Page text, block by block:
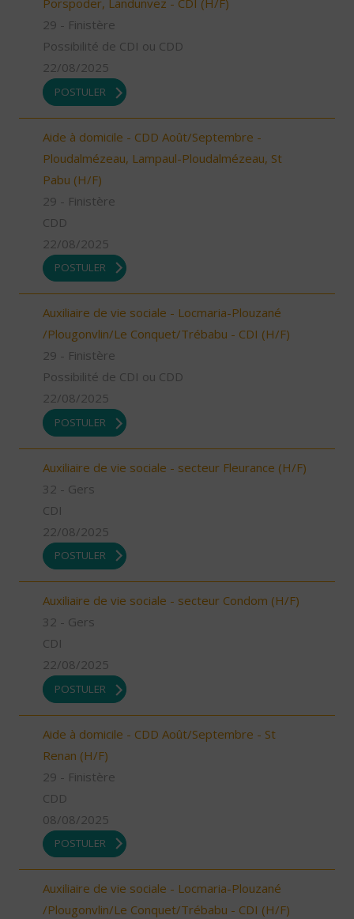
Porspoder, Landunvez - CDI (H/F)
29 - Finistère
Possibilité de CDI ou CDD
22/08/2025
POSTULER
Aide à domicile - CDD Août/Septembre -
Ploudalmézeau, Lampaul-Ploudalmézeau, St
Pabu (H/F)
29 - Finistère
CDD
22/08/2025
POSTULER
Auxiliaire de vie sociale - Locmaria-Plouzané
/Plougonvlin/Le Conquet/Trébabu - CDI (H/F)
29 - Finistère
Possibilité de CDI ou CDD
22/08/2025
POSTULER
Auxiliaire de vie sociale - secteur Fleurance (H/F)
32 - Gers
CDI
22/08/2025
POSTULER
Auxiliaire de vie sociale - secteur Condom (H/F)
32 - Gers
CDI
22/08/2025
POSTULER
Aide à domicile - CDD Août/Septembre - St
Renan (H/F)
29 - Finistère
CDD
08/08/2025
POSTULER
Auxiliaire de vie sociale - Locmaria-Plouzané
/Plougonvlin/Le Conquet/Trébabu - CDI (H/F)